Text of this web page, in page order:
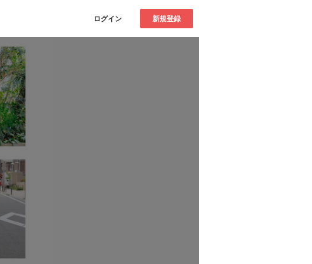
ログイン 新規登録